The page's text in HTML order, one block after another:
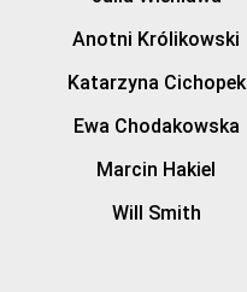
Anotni Królikowski
Katarzyna Cichopek
Ewa Chodakowska
Marcin Hakiel
Will Smith